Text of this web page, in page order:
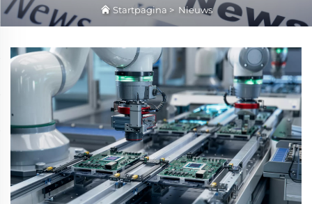
Startpagina > Nieuws